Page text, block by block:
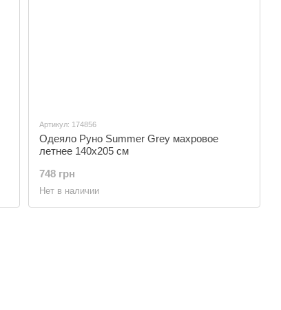
Артикул: 174856
Одеяло Руно Summer Grey махровое
летнее 140х205 см
748 грн
Нет в наличии